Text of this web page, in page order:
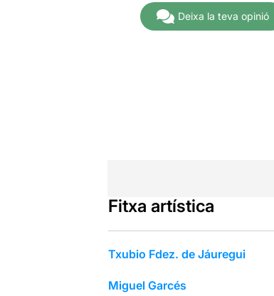
Deixa la teva opinió
Fitxa artística
Txubio Fdez. de Jáuregui
Miguel Garcés